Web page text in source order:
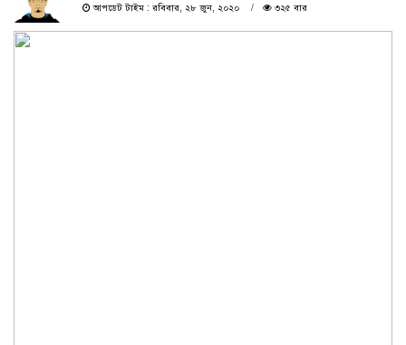
আপডেট টাইম : রবিবার, ২৮ জুন, ২০২০
৩২৫ বার